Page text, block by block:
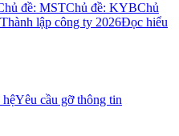
đề: MSTChủ đề: KYBChủ
Thành lập công ty 2026Đọc hiểu
Yêu cầu gỡ thông tin